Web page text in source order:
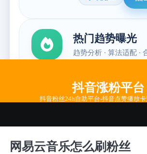
抖音涨粉平台
抖音粉丝24h自助平台-抖音点赞播放
网易云音乐怎么刷粉丝